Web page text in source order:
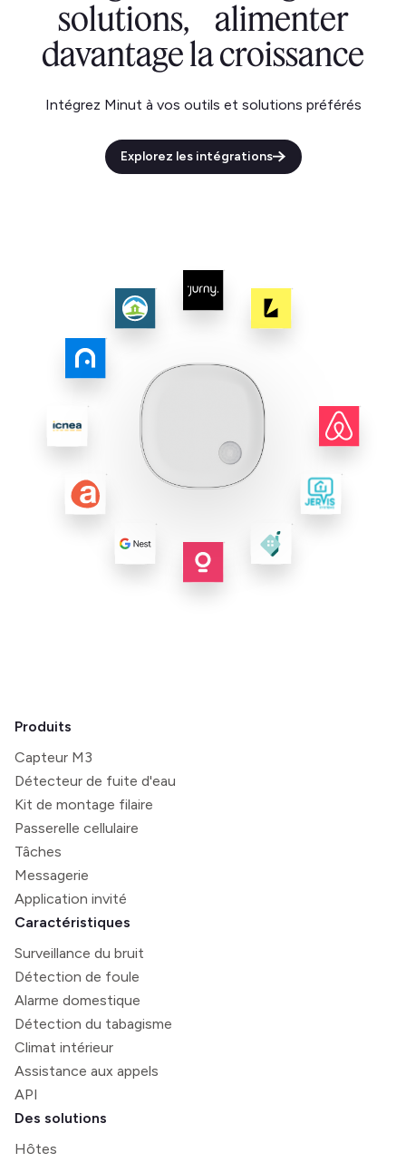
solutions, alimenter
davantage la croissance
Intégrez Minut à vos outils et solutions préférés
Explorez les intégrations
Produits
Capteur M3
Détecteur de fuite d'eau
Kit de montage filaire
Passerelle cellulaire
Tâches
Messagerie
Application invité
Caractéristiques
Surveillance du bruit
Détection de foule
Alarme domestique
Détection du tabagisme
Climat intérieur
Assistance aux appels
API
Des solutions
Hôtes